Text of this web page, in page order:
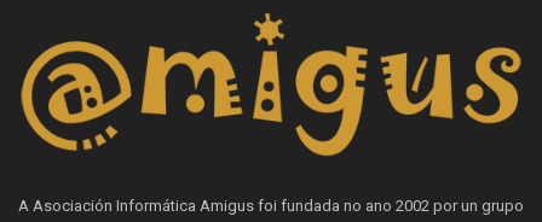
A Asociación Informática Amigus foi fundada no ano 2002 por un grupo